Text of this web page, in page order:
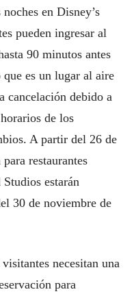
en Disney’s
pueden ingresar al
90 minutos antes
es un lugar al aire
cancelación debido a
de los
A partir del 26 de
restaurantes
estarán
30 de noviembre de
necesitan una
para